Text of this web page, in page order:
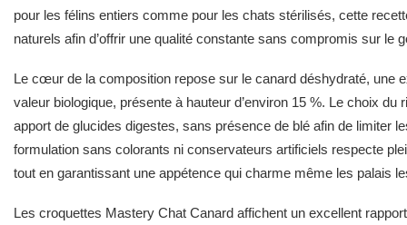
pour les félins entiers comme pour les chats stérilisés, cette
naturels afin d’offrir une qualité constante sans compromis sur le
Le cœur de la composition repose sur le canard déshydraté, une
valeur biologique, présente à hauteur d’environ 15 %. Le choix
apport de glucides digestes, sans présence de blé afin de limiter
formulation sans colorants ni conservateurs artificiels respecte
tout en garantissant une appétence qui charme même les palais
Les croquettes Mastery Chat Canard affichent un excellent